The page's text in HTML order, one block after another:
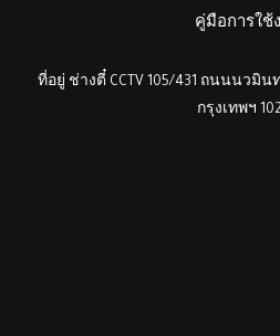
คู่มือการใช้
ที่อยู่ ช่างตี๋ CCTV 105/431 ถนนนวมิ
กรุงเทพฯ